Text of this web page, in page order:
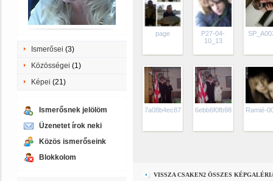
Ismerősei (3)
Közösségei (1)
Képei (21)
Ismerősnek jelölöm
Üzenetet írok neki
Közös ismerőseink
Blokkolom
page
P27-04-
10_13
Ramié-
VISSZA CSAKEN2 ÖSSZES